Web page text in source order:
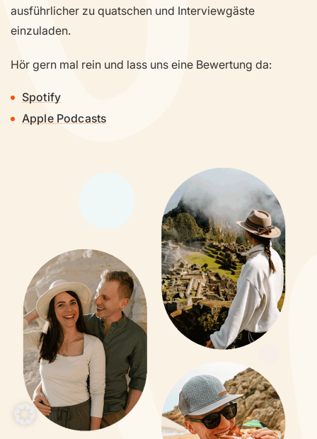
ausführlicher zu quatschen und Interviewgäste
einzuladen.
Hör gern mal rein und lass uns eine Bewertung da:
Spotify
Apple Podcasts